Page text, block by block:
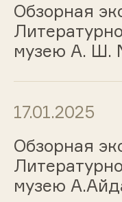
Обзорная
музею А. Ш.
17.01.2025
Обзорная
музею